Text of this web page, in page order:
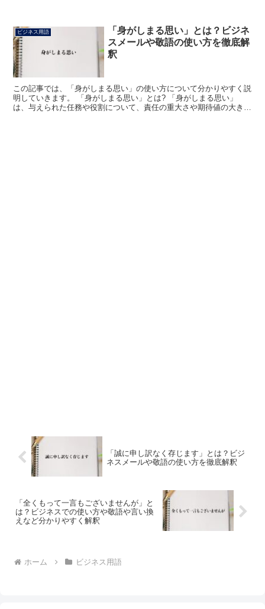
ビジネス用語
「身がしまる思い」とは？ビジネ
スメールや敬語の使い方を徹底解
釈
この記事では、「身がしまる思い」の使い方について分かりやすく説
明していきます。 「身がしまる思い」とは? 「身がしまる思い」
は、与えられた任務や役割について、責任の重大さや期待値の大きさ
「誠に申し訳なく存じます」とは？ビジ
ネスメールや敬語の使い方を徹底解釈
「全くもって一言もございませんが」と
は？ビジネスでの使い方や敬語や言い換
えなど分かりやすく解釈
ホーム ビジネス用語